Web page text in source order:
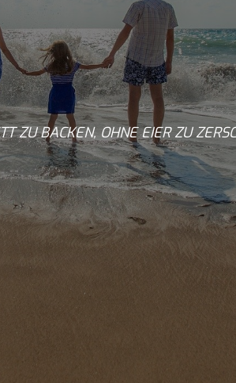
ZU BACKEN, OHNE EIER ZU